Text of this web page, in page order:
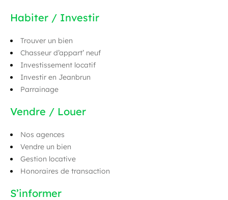
Habiter / Investir
Trouver un bien
Chasseur d’appart’ neuf
Investissement locatif
Investir en Jeanbrun
Parrainage
Vendre / Louer
Nos agences
Vendre un bien
Gestion locative
Honoraires de transaction
S’informer